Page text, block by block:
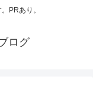
PRあり。
ログ